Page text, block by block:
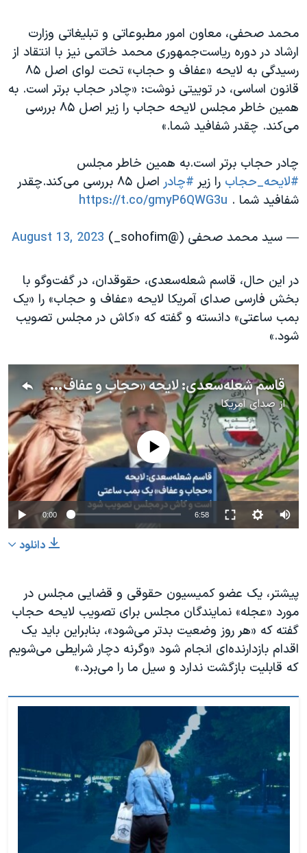
محمد صحفی، معاون امور مطبوعاتی و تبلیغاتی وزارت
ارشاد در دوره ریاست‌جمهوری محمد خاتمی نیز با انتقاد از
رسیدگی به لایحه «عفاف و حجاب» تحت لوای اصل ۸۵
قانون اساسی، در توییتی نوشت: «چادر حجاب برتر است. به
همین خاطر مجلس لایحه حجاب را زیر اصل ۸۵ بررسی
می‌کند. چقدر شفافید شما.»
چادر حجاب برتر است.به همین خاطر مجلس
#لایحه_حجاب را زیر #چادر
اصل ۸۵ بررسی می‌کند.چقدر
شفافید شما . https://t.co/gmyP6QWG3u
— سید محمد صحفی (@sohofim_)
August 13, 2023
در این حال، قاسم شعله‌سعدی، حقوقدان، در گفت‌وگو با
بخش فارسی صدای آمریکا لایحه «عفاف و حجاب» را «یک
بمب ساعتی» دانسته و گفته که «کاش در مجلس تصویب
شود.»
قاسم شعله‌سعدی: لایحه «حجاب و عفاف» یک بمب ساعتی است و کاش در مجلس تصویب شود
ازصدای آمریکا
No media source currently available
0:00 6:58
دانلود
پیشتر، یک عضو کمیسیون حقوقی و قضایی مجلس در
مورد «عجله» نمایندگان مجلس برای تصویب لایحه حجاب
گفته که «هر روز وضعیت بدتر می‌شود»، بنابراین باید یک
اقدام بازدارنده‌ای انجام شود «وگرنه دچار شرایطی می‌شویم
که قابلیت بازگشت ندارد و سیل ما را می‌برد.»